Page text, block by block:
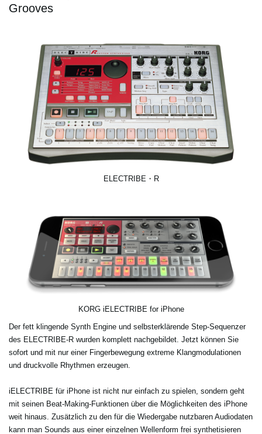
Grooves
ELECTRIBE・R
KORG iELECTRIBE for iPhone
Der fett klingende Synth Engine und selbsterklärende Step-Sequenzer
des ELECTRIBE-R wurden komplett nachgebildet. Jetzt können Sie
sofort und mit nur einer Fingerbewegung extreme Klangmodulationen
und druckvolle Rhythmen erzeugen.
iELECTRIBE für iPhone ist nicht nur einfach zu spielen, sondern geht
mit seinen Beat-Making-Funktionen über die Möglichkeiten des iPhone
weit hinaus. Zusätzlich zu den für die Wiedergabe nutzbaren Audiodaten
kann man Sounds aus einer einzelnen Wellenform frei synthetisieren